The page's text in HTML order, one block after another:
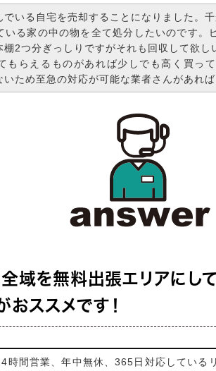
でいる自宅を売却することになりました。
いる家の中の物を全て処分したいのです。
2つ分ぎっしりですがそれも回収して欲し
もらえるものがあれば少しでも高く買っ
ため至急の対応が可能な業者さんがあれば
域を無料出張エリアにし
おススメです！
時間営業、年中無休、365日対応している